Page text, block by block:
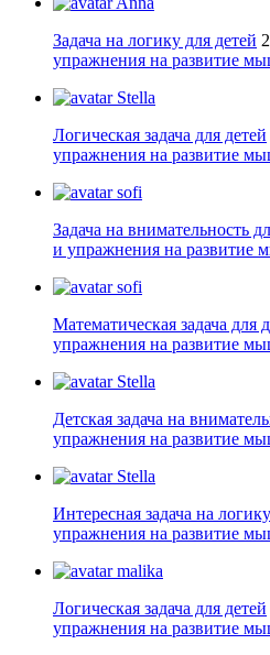
Задача на логику для детей 2
упражнения на развитие
Stella
Логическая задача для детей
упражнения на развитие
sofi
Задача на внимательность
и упражнения на развитие
sofi
Математическая задача для
упражнения на развитие
Stella
Детская задача на
упражнения на развитие
Stella
Интересная задача на логику
упражнения на развитие
malika
Логическая задача для детей
упражнения на развитие